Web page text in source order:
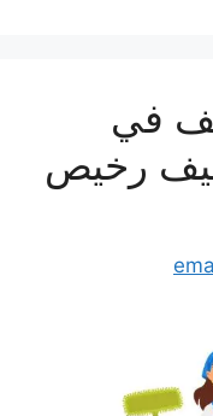
في
2026 تنظيف رخيص